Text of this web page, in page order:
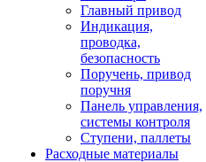
Главный привод
Индикация,
проводка,
безопасность
Поручень, привод
поручня
Панель управления,
системы контроля
Ступени, паллеты
Расходные материалы